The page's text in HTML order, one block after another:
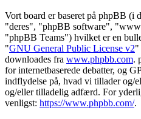
Vort board er baseret på phpBB (i
"deres", "phpBB software",
"phpBB Teams") hvilket er en
"GNU General Public License v2"
downloades fra www.phpbb.com.
for internetbaserede debatter, og
indflydelse på, hvad vi tillader og/
og/eller tilladelig adfærd. For
venligst: https://www.phpbb.com/.